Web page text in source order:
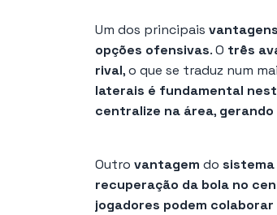
Um dos principais vantagens
opções ofensivas. O três
rival, o que se traduz num
laterais é fundamental
centralize na área, gerando
Outro vantagem do
recuperação da bola no
jogadores podem